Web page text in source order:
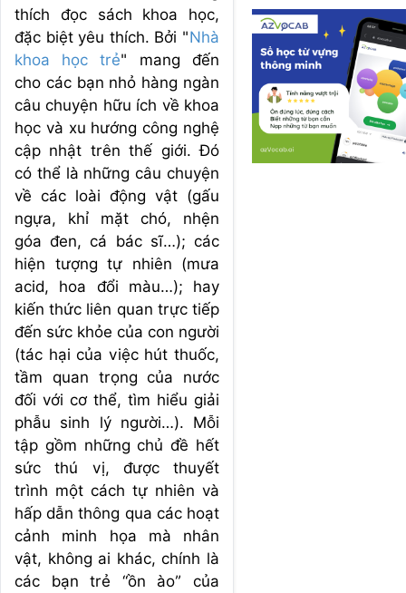
thích đọc sách khoa học,
đặc biệt yêu thích. Bởi "Nhà
khoa học trẻ" mang đến
cho các bạn nhỏ hàng ngàn
câu chuyện hữu ích về khoa
học và xu hướng công nghệ
cập nhật trên thế giới. Đó
có thể là những câu chuyện
về các loài động vật (gấu
ngựa, khỉ mặt chó, nhện
góa đen, cá bác sĩ…); các
hiện tượng tự nhiên (mưa
acid, hoa đổi màu…); hay
kiến thức liên quan trực tiếp
đến sức khỏe của con người
(tác hại của việc hút thuốc,
tầm quan trọng của nước
đối với cơ thể, tìm hiểu giải
phẫu sinh lý người…). Mỗi
tập gồm những chủ đề hết
sức thú vị, được thuyết
trình một cách tự nhiên và
hấp dẫn thông qua các hoạt
cảnh minh họa mà nhân
vật, không ai khác, chính là
các bạn trẻ “ồn ào” của